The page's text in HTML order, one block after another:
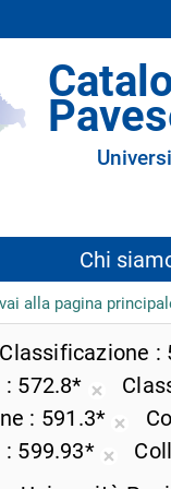
Chi
vai alla pagina
Classificazione
572.8*
dalla
ricerca
591.3*
dalla
599.93*